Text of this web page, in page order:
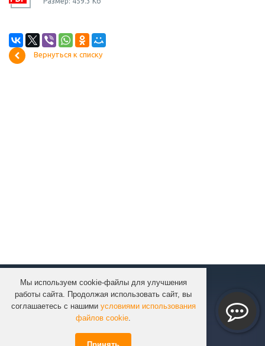
Мы используем cookie-файлы для улучшения
работы сайта. Продолжая использовать сайт, вы
соглашаетесь с нашими условиями использования
файлов cookie.
Вернуться к списку
КОМПАНИЯ
КАТАЛОГ
УСЛУГИ
ИНФОРМАЦИЯ